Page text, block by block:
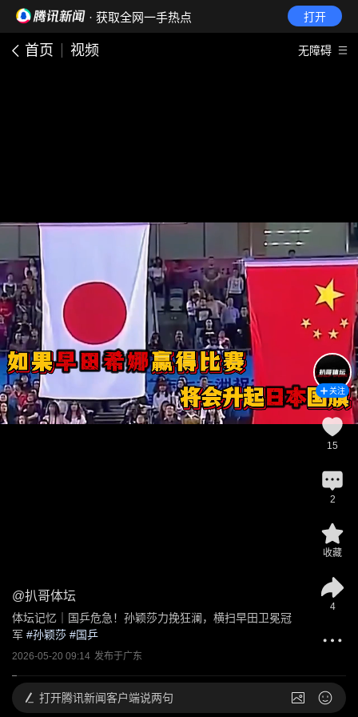
· 获取全网一手热点 打开
首页 视频 无障碍
@扒哥体坛
体坛记忆｜国乒危急！孙颖莎力挽狂澜，横扫早田卫冕冠
军 #孙颖莎 #国乒
2026-05-20 09:14 发布于广东
关注
15
2
收藏
4
打开腾讯新闻客户端说两句